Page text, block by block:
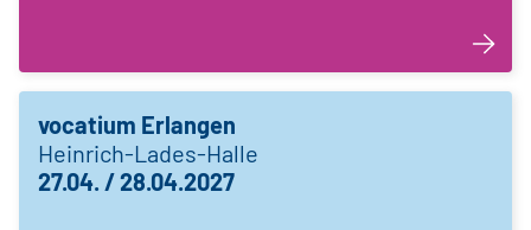
vocatium Erlangen
Heinrich-Lades-Halle
27.04. / 28.04.2027